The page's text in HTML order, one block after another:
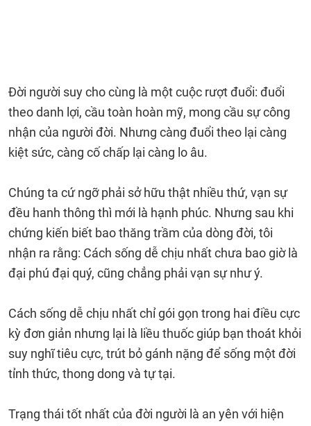
Đời người suy cho cùng là một cuộc rượt đuổi: đuổi
theo danh lợi, cầu toàn hoàn mỹ, mong cầu sự công
nhận của người đời. Nhưng càng đuổi theo lại càng
kiệt sức, càng cố chấp lại càng lo âu.
Chúng ta cứ ngỡ phải sở hữu thật nhiều thứ, vạn sự
đều hanh thông thì mới là hạnh phúc. Nhưng sau khi
chứng kiến biết bao thăng trầm của dòng đời, tôi
nhận ra rằng: Cách sống dễ chịu nhất chưa bao giờ là
đại phú đại quý, cũng chẳng phải vạn sự như ý.
Cách sống dễ chịu nhất chỉ gói gọn trong hai điều cực
kỳ đơn giản nhưng lại là liều thuốc giúp bạn thoát khỏi
suy nghĩ tiêu cực, trút bỏ gánh nặng để sống một đời
tỉnh thức, thong dong và tự tại.
Trạng thái tốt nhất của đời người là an yên với hiện